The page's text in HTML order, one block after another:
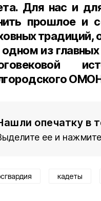
Для нас и
прошлое и
традиций,
из
опечатку в
ее и
кадеты